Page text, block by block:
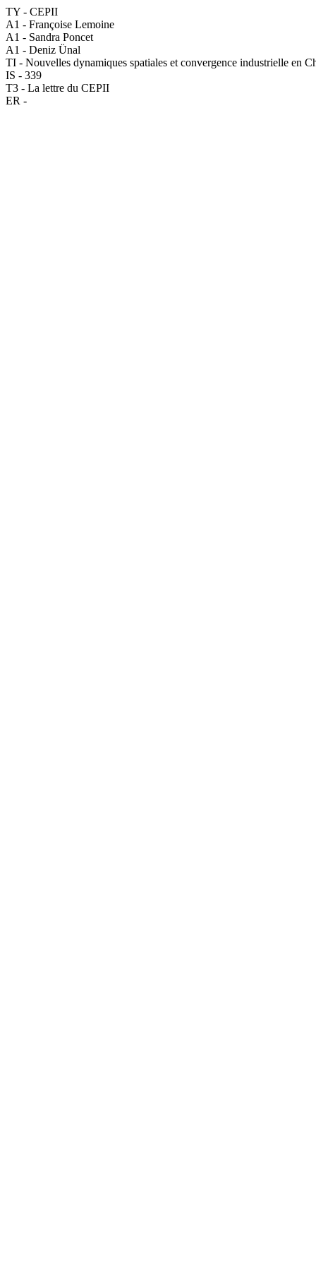
TY - CEPII
A1 - Françoise Lemoine
A1 - Sandra Poncet
A1 - Deniz Ünal
TI - Nouvelles dynamiques spatiales et convergence industrielle en
IS - 339
T3 - La lettre du CEPII
ER -